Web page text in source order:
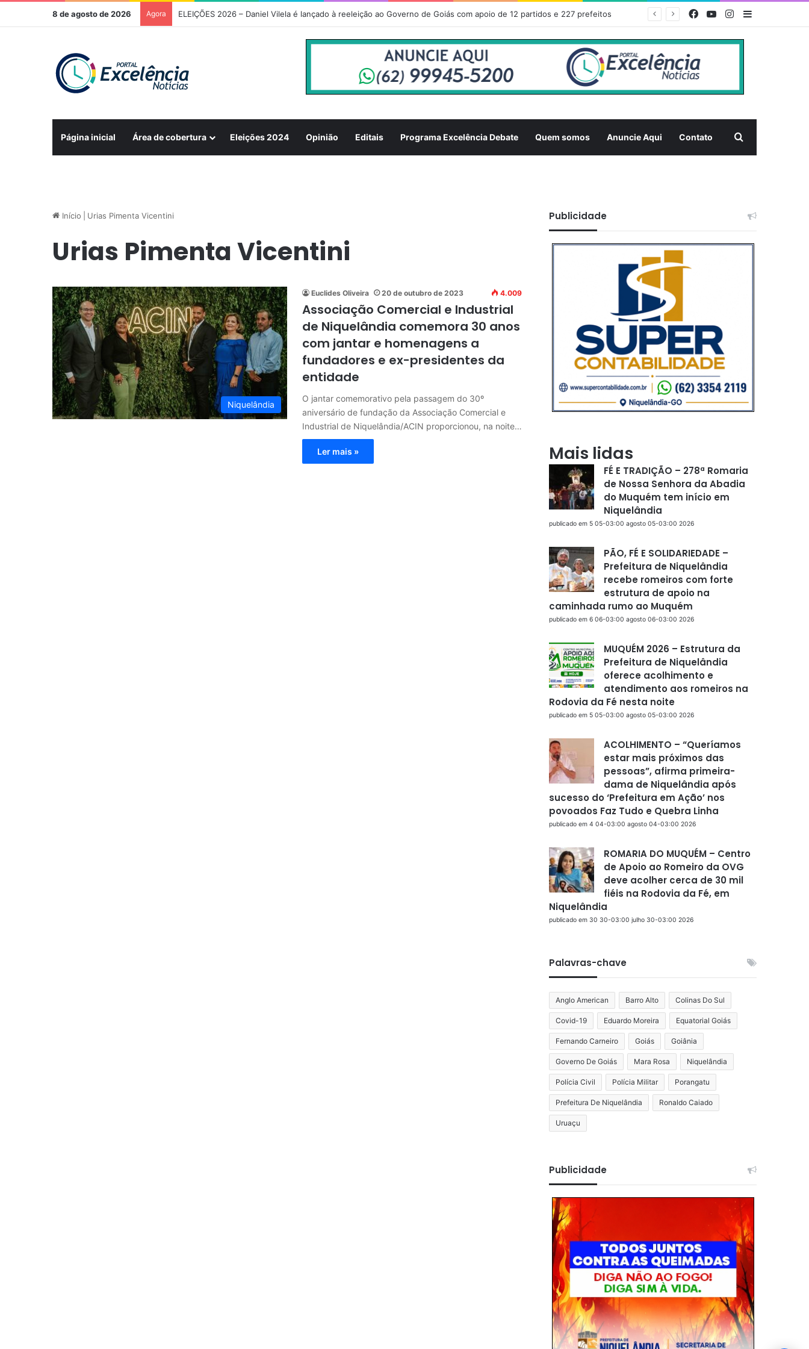
8 de agosto de 2026 Agora ELEIÇÕES 2026 – Daniel Vilela é lançado à reeleição ao Governo de Goiás com apoio de 12 partidos e 227 prefeitos FacebookYouTubeInstagram
Página inicial Área de cobertura Eleições 2024 Opinião Editais Programa Excelência Debate Quem somos Anuncie Aqui Contato
Início Urias Pimenta Vicentini
Urias Pimenta Vicentini
Niquelândia
Euclides Oliveira 20 de outubro de 2023 4.009
Associação Comercial e Industrial
de Niquelândia comemora 30 anos
com jantar e homenagens a
fundadores e ex-presidentes da
entidade
O jantar comemorativo pela passagem do 30º
aniversário de fundação da Associação Comercial e
Industrial de Niquelândia/ACIN proporcionou, na noite…
Ler mais »
Publicidade
Mais lidas
FÉ E TRADIÇÃO – 278ª Romaria
de Nossa Senhora da Abadia
do Muquém tem início em
Niquelândia
publicado em 5 05-03:00 agosto 05-03:00 2026
PÃO, FÉ E SOLIDARIEDADE –
Prefeitura de Niquelândia
recebe romeiros com forte
estrutura de apoio na
caminhada rumo ao Muquém
publicado em 6 06-03:00 agosto 06-03:00 2026
MUQUÉM 2026 – Estrutura da
Prefeitura de Niquelândia
oferece acolhimento e
atendimento aos romeiros na
Rodovia da Fé nesta noite
publicado em 5 05-03:00 agosto 05-03:00 2026
ACOLHIMENTO – “Queríamos
estar mais próximos das
pessoas”, afirma primeira-
dama de Niquelândia após
sucesso do ‘Prefeitura em Ação’ nos
povoados Faz Tudo e Quebra Linha
publicado em 4 04-03:00 agosto 04-03:00 2026
ROMARIA DO MUQUÉM – Centro
de Apoio ao Romeiro da OVG
deve acolher cerca de 30 mil
fiéis na Rodovia da Fé, em
Niquelândia
publicado em 30 30-03:00 julho 30-03:00 2026
Palavras-chave
Anglo American Barro Alto Colinas Do Sul
Covid-19 Eduardo Moreira Equatorial Goiás
Fernando Carneiro Goiás Goiânia
Governo De Goiás Mara Rosa Niquelândia
Polícia Civil Polícia Militar Porangatu
Prefeitura De Niquelândia Ronaldo Caiado
Uruaçu
Publicidade